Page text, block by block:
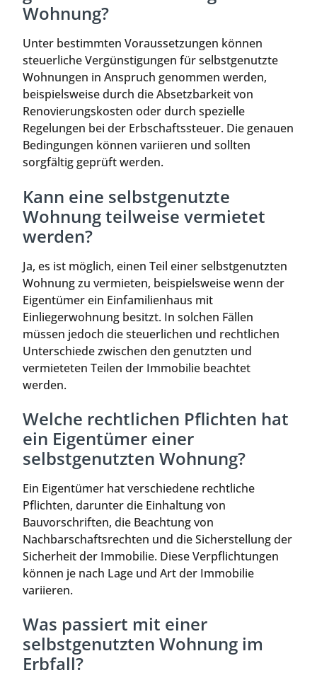
Wohnung?
Unter bestimmten Voraussetzungen können
steuerliche Vergünstigungen für selbstgenutzte
Wohnungen in Anspruch genommen werden,
beispielsweise durch die Absetzbarkeit von
Renovierungskosten oder durch spezielle
Regelungen bei der Erbschaftssteuer. Die genauen
Bedingungen können variieren und sollten
sorgfältig geprüft werden.
Kann eine selbstgenutzte
Wohnung teilweise vermietet
werden?
Ja, es ist möglich, einen Teil einer selbstgenutzten
Wohnung zu vermieten, beispielsweise wenn der
Eigentümer ein Einfamilienhaus mit
Einliegerwohnung besitzt. In solchen Fällen
müssen jedoch die steuerlichen und rechtlichen
Unterschiede zwischen den genutzten und
vermieteten Teilen der Immobilie beachtet
werden.
Welche rechtlichen Pflichten hat
ein Eigentümer einer
selbstgenutzten Wohnung?
Ein Eigentümer hat verschiedene rechtliche
Pflichten, darunter die Einhaltung von
Bauvorschriften, die Beachtung von
Nachbarschaftsrechten und die Sicherstellung der
Sicherheit der Immobilie. Diese Verpflichtungen
können je nach Lage und Art der Immobilie
variieren.
Was passiert mit einer
selbstgenutzten Wohnung im
Erbfall?